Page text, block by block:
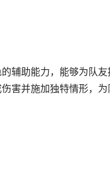
辅助能力，能够为队
害并施加独特情形，